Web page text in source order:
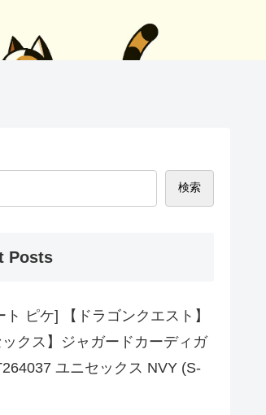
検索
Posts
ト ピケ] 【ドラゴンクエスト】
ックス】ジャガードカーディガ
ユニセックス NVY (S-